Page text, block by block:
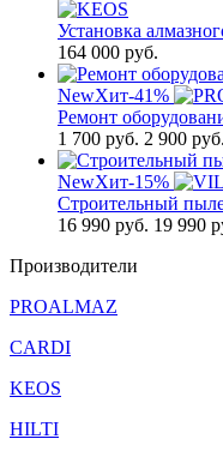
Установка
164 000 руб.
NewХит-41%
Ремонт
1 700 руб. 2 900 руб.
NewХит-15%
Строительный
16 990 руб. 19 990
Производители
PROALMAZ
CARDI
KEOS
HILTI